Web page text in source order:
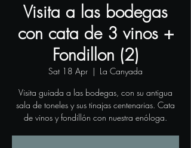
Visita a las bodegas
con cata de 3 vinos +
Fondillon (2)
Sat 18 Apr
  |
La Canyada
Visita guiada a las bodegas, con su antigua
sala de toneles y sus tinajas centenarias. Cata
de vinos y fondillón con nuestra enóloga.